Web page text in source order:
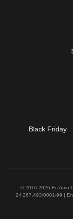
Black Friday
© 2016-2026 Eu Amo
24.267.493/0001-99 |